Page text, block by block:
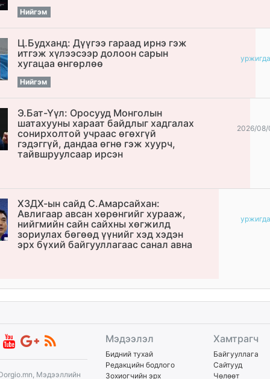
Нийгэм
Ц.Будханд: Дүүгээ гараад ирнэ гэж
итгэж хүлээсээр долоон сарын
хугацаа өнгөрлөө
Нийгэм
Э.Бат-Үүл: Оросууд Монголын
шатахууны хараат байдлыг хадгалах
сонирхолтой учраас өгөхгүй
гэдэггүй, дандаа өгнө гэж хуурч,
тайвшруулсаар ирсэн
2026/08/
ХЗДХ-ын сайд С.Амарсайхан:
Авлигаар авсан хөрөнгийг хурааж,
нийгмийн сайн сайхны хөгжилд
зориулах бөгөөд үүнийг хэд хэдэн
эрх бүхий байгууллагаас санал авна
Мэдээллийн
Мэдээлэл
Бидний тухай
Редакцийн бодлого
Зохиогчийн эрх
Хамтрагч
Байгууллага
Сайтууд
Чөлөөт